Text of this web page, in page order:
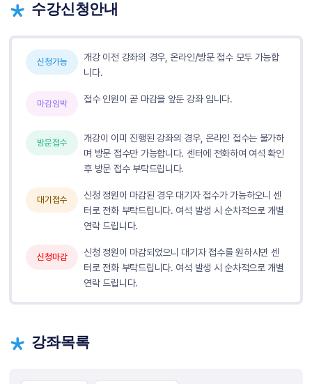
수강신청안내
신청가능
개강 이전 강좌의 경우, 온라인/방문 접수 모두 가능합
니다.
마감임박 접수 인원이 곧 마감을 앞둔 강좌 입니다.
방문접수
개강이 이미 진행된 강좌의 경우, 온라인 접수는 불가하
며 방문 접수만 가능합니다. 센터에 전화하여 여석 확인
후 방문 접수 부탁드립니다.
대기접수
신청 정원이 마감된 경우 대기자 접수가 가능하오니 센
터로 전화 부탁드립니다. 여석 발생 시 순차적으로 개별
연락 드립니다.
신청마감
신청 정원이 마감되었으니 대기자 접수를 원하시면 센
터로 전화 부탁드립니다. 여석 발생 시 순차적으로 개별
연락 드립니다.
강좌목록